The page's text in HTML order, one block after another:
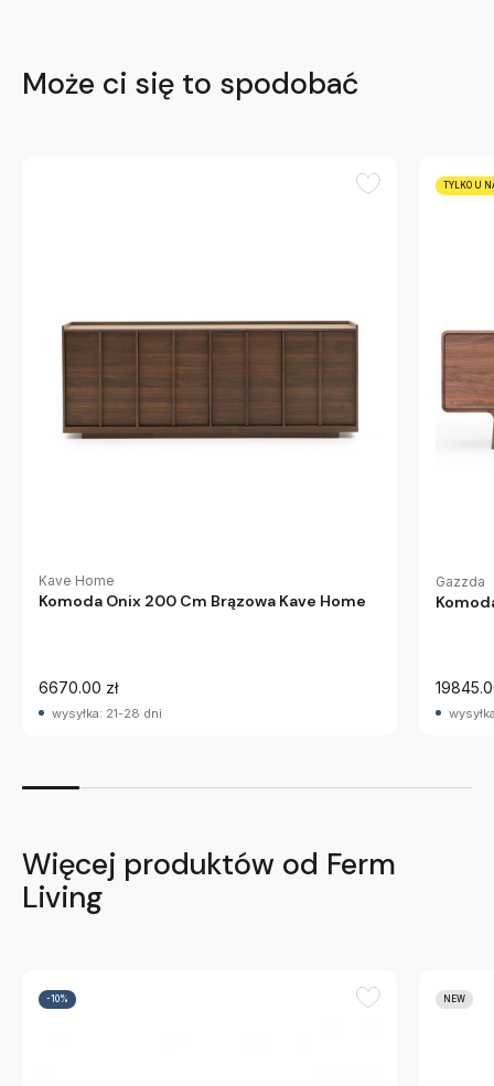
Może ci się to spodobać
Kave Home
Komoda Onix 200 Cm Brązowa Kave Home
6670.00 zł
wysyłka: 21-28 dni
TYLKO U
Gazzda
Więcej produktów od Ferm
Living
-10% NEW